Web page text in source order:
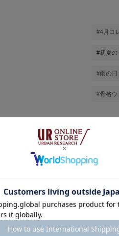
#4月コ
#初夏の
#雨の日
#骨格ウ
mamiの他のスタイリン